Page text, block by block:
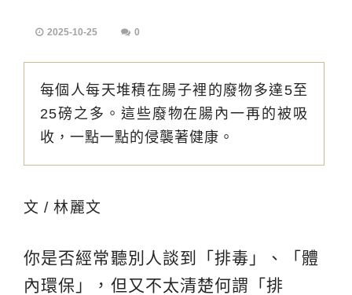
2025-10-25 0
每個人每天堆積在腸子裡的廢物多達5至
25磅之多。這些廢物在腸內一再的被吸
收，一點一點的侵襲著健康。
文 / 林麗文
你是否經常聽別人談到「排毒」、「體
內環保」，但又不太清楚何謂「排